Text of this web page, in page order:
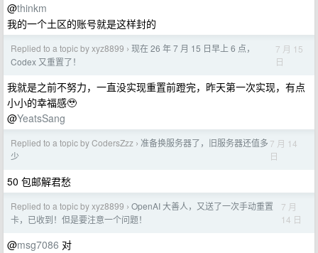
@thinkm
我的一个土区的账号就是这样封的
Replied to a topic by xyz8899 › 现在 26 年 7 月 15 日早上 6 点，
Codex 又重置了！
7 月 15
日
我就是之前不努力，一直没实现重置前蹬完，昨天第一次实现，有点
小小的幸福感🥹
@YeatsSang
Replied to a topic by CodersZzz › 准备换服务器了，旧服务器还值多
少
7 月 14
日
50 包邮解君愁
Replied to a topic by xyz8899 › OpenAI 大善人，又送了一次手动重置
卡，已收到！但是要注意一个问题！
7 月
14 日
@msg7086 对